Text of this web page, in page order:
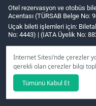
İnternet Sitesi’nde çerezler
gerekli olan çerezler bilgi
kullanılmaktadır.
kişiselleştirilmiş çerezleri ve
tıklamanız halinde
Tümünü Kabul Et
Otel rezervasyon ve otobüs
Acentası (TÜRSAB Belge No:
Uçak bileti işlemleri için:
No: 4443) | (IATA Üyelik No: